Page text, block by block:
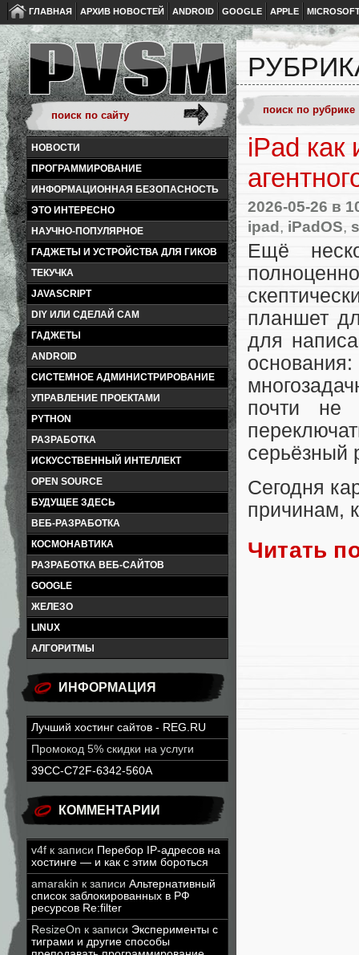
ГЛАВНАЯ АРХИВ НОВОСТЕЙ ANDROID GOOGLE APPLE
НОВОСТИ
ПРОГРАММИРОВАНИЕ
ИНФОРМАЦИОННАЯ БЕЗОПАСНОСТЬ
ЭТО ИНТЕРЕСНО
НАУЧНО-ПОПУЛЯРНОЕ
ГАДЖЕТЫ И УСТРОЙСТВА ДЛЯ ГИКОВ
ТЕКУЧКА
JAVASCRIPT
DIY ИЛИ СДЕЛАЙ САМ
ГАДЖЕТЫ
ANDROID
СИСТЕМНОЕ АДМИНИСТРИРОВАНИЕ
УПРАВЛЕНИЕ ПРОЕКТАМИ
PYTHON
РАЗРАБОТКА
ИСКУССТВЕННЫЙ ИНТЕЛЛЕКТ
OPEN SOURCE
БУДУЩЕЕ ЗДЕСЬ
ВЕБ-РАЗРАБОТКА
КОСМОНАВТИКА
РАЗРАБОТКА ВЕБ-САЙТОВ
GOOGLE
ЖЕЛЕЗО
LINUX
АЛГОРИТМЫ
ИНФОРМАЦИЯ
Лучший хостинг сайтов - REG.RU
Промокод 5% скидки на услуги
39CC-C72F-6342-560A
КОММЕНТАРИИ
v4f к записи Перебор IP-адресов на
хостинге — и как с этим бороться
amarakin к записи Альтернативный
список заблокированных в РФ
ресурсов Re:filter
ResizeOn к записи Эксперименты с
тиграми и другие способы
iPad как
2026-05-26 в
ipad, iPadOS,
Ещё
планшет
для
почти не
серьёзный
Сегодня
причинам,
Читать